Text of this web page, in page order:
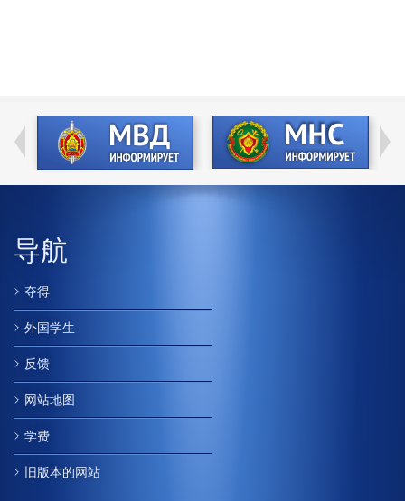
导航
夺得
外国学生
反馈
网站地图
学费
旧版本的网站